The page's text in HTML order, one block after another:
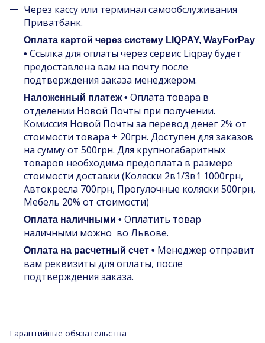
Через кассу или терминал самообслуживания
Приватбанк.
Оплата картой через систему LIQPAY, WayForPay
• Ссылка для оплаты через сервис Liqpay будет
предоставлена вам на почту после
подтверждения заказа менеджером.
Наложенный платеж • Оплата товара в
отделении Новой Почты при получении.
Комиссия Новой Почты за перевод денег 2% от
стоимости товара + 20грн. Доступен для заказов
на сумму от 500грн. Для крупногабаритных
товаров необходима предоплата в размере
стоимости доставки (Коляски 2в1/3в1 1000грн,
Автокресла 700грн, Прогулочные коляски 500грн,
Мебель 20% от стоимости)
Оплата наличными • Оплатить товар
наличными можно во Львове.
Оплата на расчетный счет • Менеджер отправит
вам реквизиты для оплаты, после
подтверждения заказа.
Гарантийные обязательства